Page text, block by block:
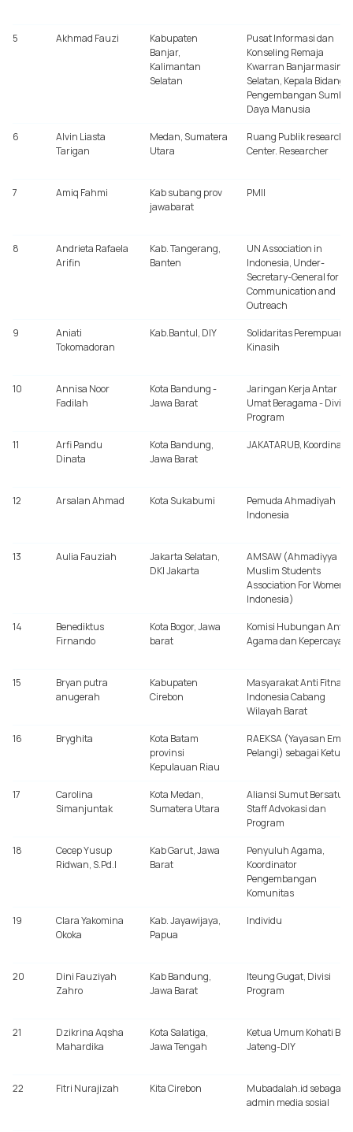
5 Akhmad Fauzi
Kabupaten
Banjar,
Kalimantan
Selatan
Pusat Informasi dan
Konseling Remaja
Kwarran Banjarmasin
Selatan, Kepala Bidang
Pengembangan Sumber
Daya Manusia
6
Alvin Liasta
Tarigan
Medan, Sumatera
Utara
Ruang Publik research
Center. Researcher
7 Amiq Fahmi
Kab subang prov
jawabarat
PMII
8
Andrieta Rafaela
Arifin
Kab. Tangerang,
Banten
UN Association in
Indonesia, Under-
Secretary-General for
Communication and
Outreach
9
Aniati
Tokomadoran
Kab.Bantul, DIY
Solidaritas Perempuan
Kinasih
10
Annisa Noor
Fadilah
Kota Bandung -
Jawa Barat
Jaringan Kerja Antar
Umat Beragama - Divisi
Program
11
Arfi Pandu
Dinata
Kota Bandung,
Jawa Barat
JAKATARUB, Koordinator
12 Arsalan Ahmad Kota Sukabumi
Pemuda Ahmadiyah
Indonesia
13 Aulia Fauziah
Jakarta Selatan,
DKI Jakarta
AMSAW (Ahmadiyya
Muslim Students
Association For Women
Indonesia)
14
Benediktus
Firnando
Kota Bogor, Jawa
barat
Komisi Hubungan Antar
Agama dan
15
Bryan putra
anugerah
Kabupaten
Cirebon
Masyarakat Anti Fitnah
Indonesia Cabang
Wilayah Barat
16 Bryghita
Kota Batam
provinsi
Kepulauan Riau
RAEKSA (Yayasan
Pelangi) sebagai Ketua
17
Carolina
Simanjuntak
Kota Medan,
Sumatera Utara
Aliansi Sumut Bersatu,
Staff Advokasi dan
Program
18
Cecep Yusup
Ridwan, S.Pd.I
Kab Garut, Jawa
Barat
Penyuluh Agama,
Koordinator
Pengembangan
Komunitas
19
Clara Yakomina
Okoka
Kab. Jayawijaya,
Papua
Individu
20
Dini Fauziyah
Zahro
Kab Bandung,
Jawa Barat
Iteung Gugat, Divisi
Program
21
Dzikrina Aqsha
Mahardika
Kota Salatiga,
Jawa Tengah
Ketua Umum Kohati
Jateng-DIY
22 Fitri Nurajizah Kita Cirebon
Mubadalah.id sebagai
admin media sosial